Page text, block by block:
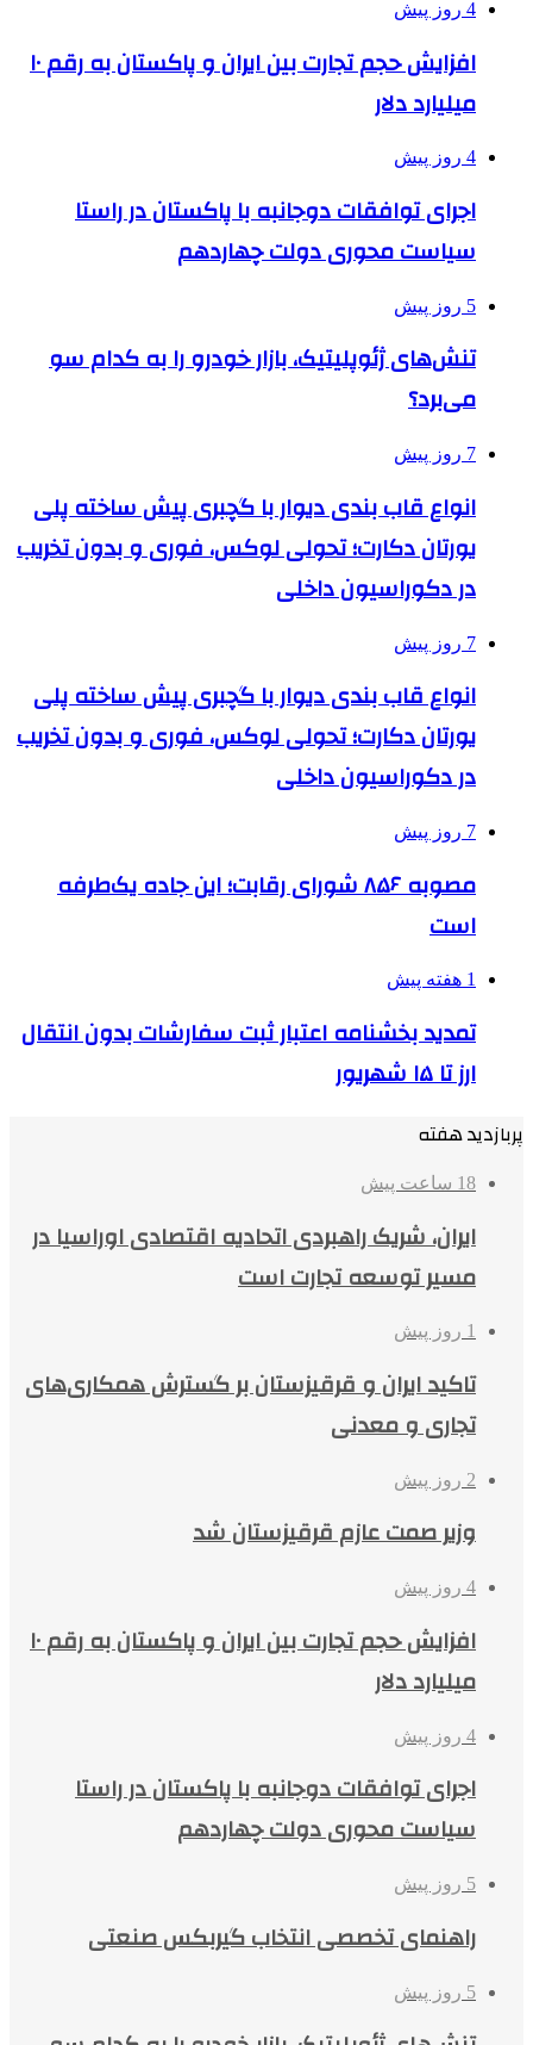
4 روز پیش
افزایش حجم تجارت بین ایران و پاکستان به رقم ۱۰
میلیارد دلار
4 روز پیش
اجرای توافقات دوجانبه با پاکستان در راستا
سیاست محوری دولت چهاردهم
5 روز پیش
تنش‌های ژئوپلیتیک، بازار خودرو را به کدام سو
می‌برد؟
7 روز پیش
انواع قاب بندی دیوار با گچبری پیش ساخته پلی
یورتان دکارت؛ تحولی لوکس، فوری و بدون تخریب
در دکوراسیون داخلی
7 روز پیش
انواع قاب بندی دیوار با گچبری پیش ساخته پلی
یورتان دکارت؛ تحولی لوکس، فوری و بدون تخریب
در دکوراسیون داخلی
7 روز پیش
مصوبه ۸۵۶ شورای رقابت؛ این جاده یک‌طرفه
است
1 هفته پیش
تمدید بخشنامه اعتبار ثبت سفارشات بدون انتقال
ارز تا ۱۵ شهریور
پربازدید هفته
18 ساعت پیش
ایران، شریک راهبردی اتحادیه اقتصادی اوراسیا در
مسیر توسعه تجارت است
1 روز پیش
تاکید ایران و قرقیزستان بر گسترش همکاری‌های
تجاری و معدنی
2 روز پیش
وزیر صمت عازم قرقیزستان شد
4 روز پیش
افزایش حجم تجارت بین ایران و پاکستان به رقم ۱۰
میلیارد دلار
4 روز پیش
اجرای توافقات دوجانبه با پاکستان در راستا
سیاست محوری دولت چهاردهم
5 روز پیش
راهنمای تخصصی انتخاب گیربکس صنعتی
5 روز پیش